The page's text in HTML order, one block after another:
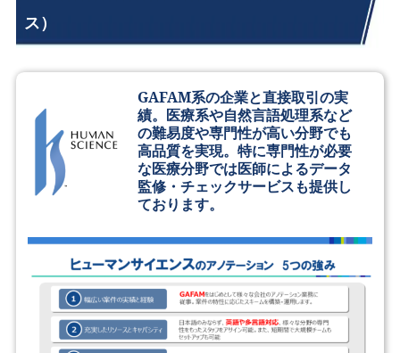
ス）
GAFAM系の企業と直接取引の実
績。医療系や自然言語処理系など
の難易度や専門性が高い分野でも
高品質を実現。特に専門性が必要
な医療分野では医師によるデータ
監修・チェックサービスも提供し
ております。